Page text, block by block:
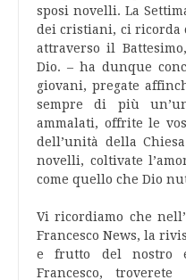
sposi novelli. La
dei cristiani, ci ricorda
attraverso il
Dio. – ha dunque
giovani, pregate
sempre di più
ammalati, offrite le
dell’unità della
novelli, coltivate
come quello che Dio
Vi ricordiamo che
Francesco News, la
e frutto del nostro
Francesco,